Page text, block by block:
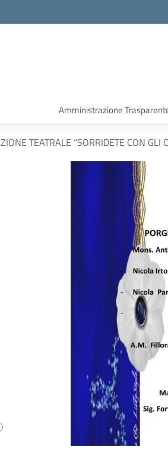
Amministrazione
TEATRALE “SORRIDETE CON GLI